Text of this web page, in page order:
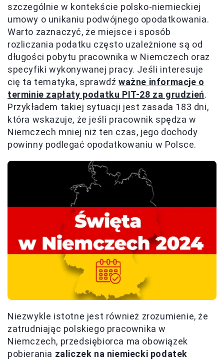
szczególnie w kontekście polsko-niemieckiej
umowy o unikaniu podwójnego opodatkowania.
Warto zaznaczyć, że miejsce i sposób
rozliczania podatku często uzależnione są od
długości pobytu pracownika w Niemczech oraz
specyfiki wykonywanej pracy. Jeśli interesuje
cię ta tematyka, sprawdźważne informacje o
terminie zapłaty podatku PIT-28 za grudzień.
Przykładem takiej sytuacji jest zasada 183 dni,
która wskazuje, że jeśli pracownik spędza w
Niemczech mniej niż ten czas, jego dochody
powinny podlegać opodatkowaniu w Polsce.
Niezwykle istotne jest również zrozumienie, że
zatrudniając polskiego pracownika w
Niemczech, przedsiębiorca ma obowiązek
pobierania zaliczek na niemiecki podatek